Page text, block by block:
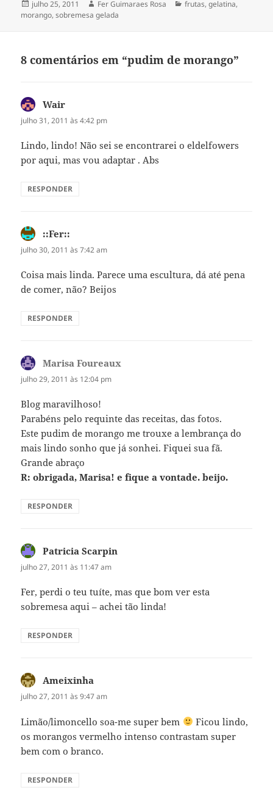
Publicado
em
julho 25, 2011 Autor
Fer Guimaraes Rosa Categorias
frutas,gelatina,
morango,sobremesa gelada
8 comentários em “pudim de morango”
Wair
julho 31, 2011 às 4:42 pm
Lindo, lindo! Não sei se encontrarei o eldelfowers
por aqui, mas vou adaptar . Abs
RESPONDER
::Fer::
julho 30, 2011 às 7:42 am
Coisa mais linda. Parece uma escultura, dá até pena
de comer, não? Beijos
RESPONDER
Marisa Foureaux
julho 29, 2011 às 12:04 pm
Blog maravilhoso!
Parabéns pelo requinte das receitas, das fotos.
Este pudim de morango me trouxe a lembrança do
mais lindo sonho que já sonhei. Fiquei sua fã.
Grande abraço
R: obrigada, Marisa! e fique a vontade. beijo.
RESPONDER
Patricia Scarpin
julho 27, 2011 às 11:47 am
Fer, perdi o teu tuíte, mas que bom ver esta
sobremesa aqui – achei tão linda!
RESPONDER
Ameixinha
julho 27, 2011 às 9:47 am
Limão/limoncello soa-me super bem
Ficou lindo,
os morangos vermelho intenso contrastam super
bem com o branco.
RESPONDER